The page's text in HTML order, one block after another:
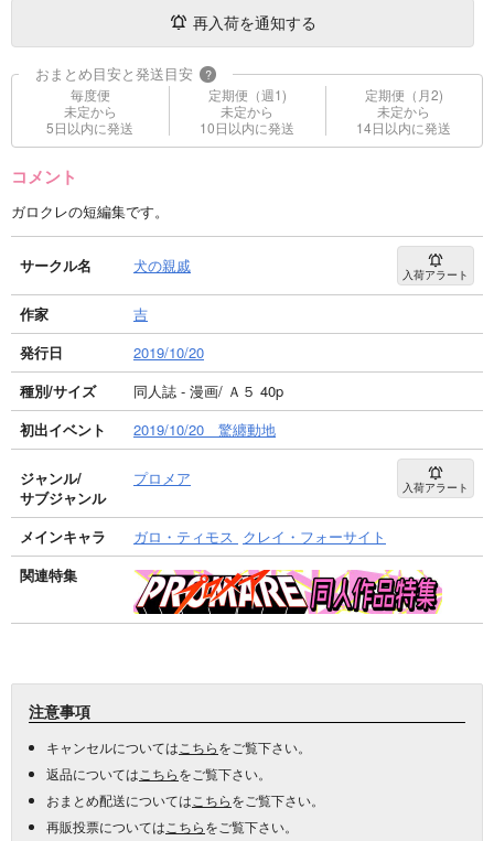
再入荷を通知する
おまとめ目安と発送目安 ?
毎度便
未定から
5日以内に発送
定期便（週1)
未定から
10日以内に発送
定期便（月2)
未定から
14日以内に発送
コメント
ガロクレの短編集です。
サークル名 犬の親戚 入荷アラート
作家
吉
発行日
2019/10/20
種別/サイズ
同人誌 - 漫画/ Ａ５ 40p
初出イベント
2019/10/20 驚纏動地
ジャンル/
サブジャンル
プロメア 入荷アラート
メインキャラ ガロ・ティモス クレイ・フォーサイト
関連特集
注意事項
キャンセルについては こちらをご覧下さい。
返品については こちらをご覧下さい。
おまとめ配送については こちらをご覧下さい。
再販投票については こちらをご覧下さい。